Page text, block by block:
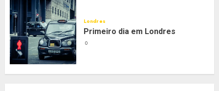
Londres
Primeiro dia em Londres
0